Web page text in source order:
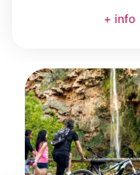
+ info